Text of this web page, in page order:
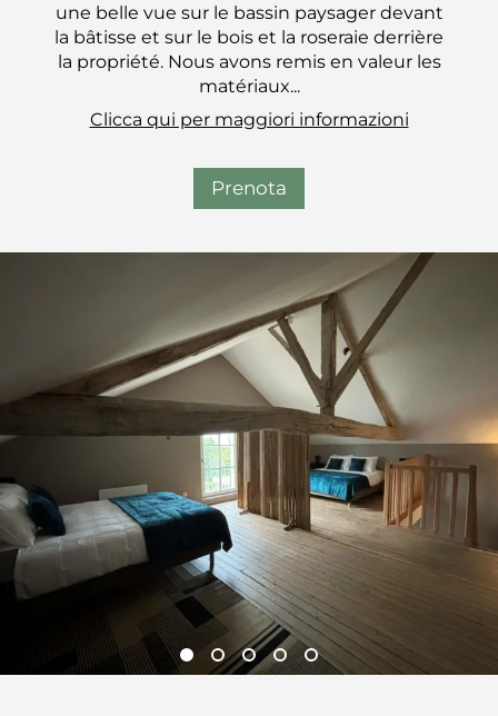
une belle vue sur le bassin paysager devant
la bâtisse et sur le bois et la roseraie derrière
la propriété. Nous avons remis en valeur les
matériaux...
Clicca qui per maggiori informazioni
Prenota